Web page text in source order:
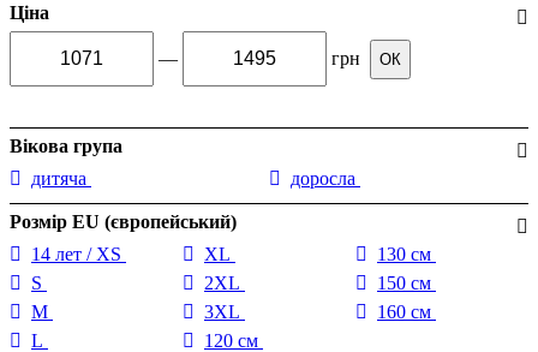
Ціна
— грн ОК
Вікова група
дитяча
доросла
Розмір EU (європейський)
14 лет / XS
S
M
L
XL
2XL
3XL
120 см
130 см
150 см
160 см